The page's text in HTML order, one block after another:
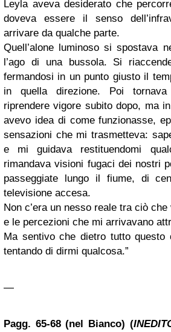
Leyla aveva desiderato che
doveva essere il senso
arrivare da qualche parte.
Quell’alone luminoso si spostava
l’ago di una bussola. Si
fermandosi in un punto giusto il
in quella direzione. Poi
riprendere vigore subito dopo, ma
avevo idea di come funzionasse,
sensazioni che mi trasmetteva:
e mi guidava restituendomi
rimandava visioni fugaci dei nostri
passeggiate lungo il fiume, di
televisione accesa.
Non c’era un nesso reale tra ciò
e le percezioni che mi arrivavano
Ma sentivo che dietro tutto questo
tentando di dirmi qualcosa.”
—
Pagg. 65-68 (nel Bianco) (